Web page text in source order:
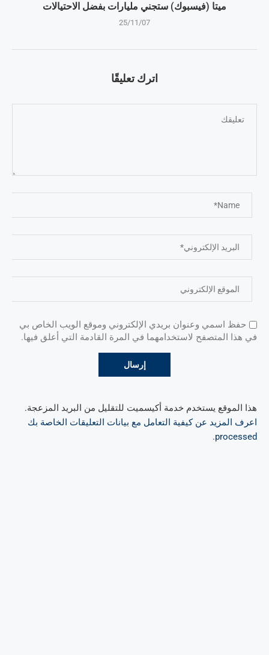
ميتا (فيسبوك) ستجني مليارات بفضل الاحتيالات
25/11/07
اترك تعليقًا
حفظ اسمي وعنوان بريدي الإلكتروني وموقع الويب الخاص بي
في هذا المتصفح لاستخدامهما في المرة القادمة التي أعلق فيها.
هذا الموقع يستخدم خدمة أكيسميت للتقليل من البريد المزعجة.
اعرف المزيد عن كيفية التعامل مع بيانات التعليقات الخاصة بك
processed
.